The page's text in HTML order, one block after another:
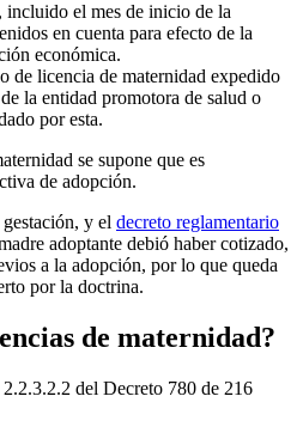
incluido el mes de inicio de la
en cuenta para efecto de la
económica.
de licencia de maternidad expedido
la entidad promotora de salud o
por esta.
se supone que es
de adopción.
y el decreto reglamentario
adoptante debió haber cotizado,
a la adopción, por lo que queda
por la doctrina.
de maternidad?
del Decreto 780 de 216